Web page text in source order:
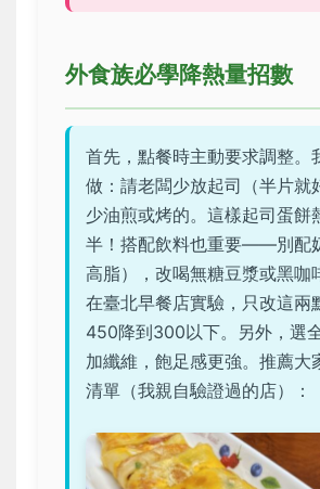
外食族必學降熱量招數
首先，點餐時主動要求調整。
做：請老闆少放起司（半片就
少油煎或烤的。這樣起司蛋餅
半！搭配飲料也重要——別配
高脂），改喝無糖豆漿或黑咖
在臺北早餐店實驗，只改這兩
450降到300以下。另外，選
加纖維，飽足感更強。推薦大
清單（我親自驗證過的店）：